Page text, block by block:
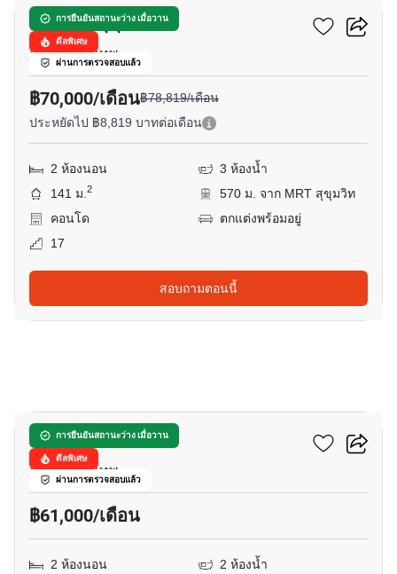
การยืนยันสถานะว่าง เมื่อวาน
ดีลพิเศษ
ผ่านการตรวจสอบแล้ว
เดอะ รูม สุขุมวิท 21
อโศก, กรุงเทพ
฿70,000/เดือน฿78,819/เดือน
ประหยัดไป ฿8,819 บาทต่อเดือน
2 ห้องนอน
3 ห้องน้ำ
141 ม.2
570 ม. จาก MRT สุขุมวิท
คอนโด
ตกแต่งพร้อมอยู่
17
สอบถามตอนนี้
การยืนยันสถานะว่าง เมื่อวาน
ดีลพิเศษ
ผ่านการตรวจสอบแล้ว
ดิ เอส อโศก
อโศก, กรุงเทพ
฿61,000/เดือน
2 ห้องนอน
2 ห้องน้ำ